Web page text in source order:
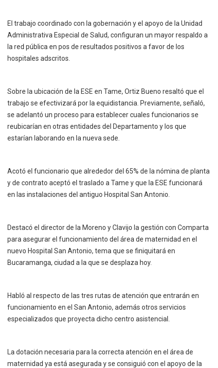
El trabajo coordinado con la gobernación y el apoyo de la Unidad
Administrativa Especial de Salud, configuran un mayor respaldo a
la red pública en pos de resultados positivos a favor de los
hospitales adscritos.
Sobre la ubicación de la ESE en Tame, Ortiz Bueno resaltó que el
trabajo se efectivizará por la equidistancia. Previamente, señaló,
se adelantó un proceso para establecer cuales funcionarios se
reubicarían en otras entidades del Departamento y los que
estarían laborando en la nueva sede.
Acotó el funcionario que alrededor del 65% de la nómina de planta
y de contrato aceptó el traslado a Tame y que la ESE funcionará
en las instalaciones del antiguo Hospital San Antonio.
Destacó el director de la Moreno y Clavijo la gestión con Comparta
para asegurar el funcionamiento del área de maternidad en el
nuevo Hospital San Antonio, tema que se finiquitará en
Bucaramanga, ciudad a la que se desplaza hoy.
Habló al respecto de las tres rutas de atención que entrarán en
funcionamiento en el San Antonio, además otros servicios
especializados que proyecta dicho centro asistencial.
La dotación necesaria para la correcta atención en el área de
maternidad ya está asegurada y se consiguió con el apoyo de la